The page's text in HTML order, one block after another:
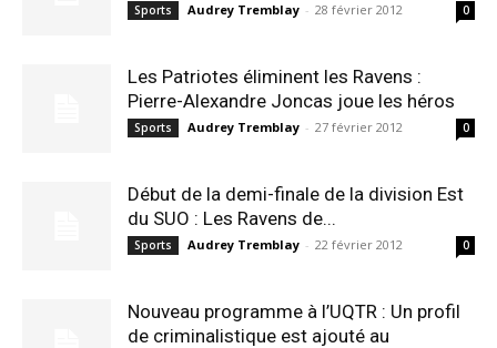
Sports Audrey Tremblay - 28 février 2012 0
Les Patriotes éliminent les Ravens :
Pierre-Alexandre Joncas joue les héros
Sports Audrey Tremblay - 27 février 2012 0
Début de la demi-finale de la division Est
du SUO : Les Ravens de...
Sports Audrey Tremblay - 22 février 2012 0
Nouveau programme à l’UQTR : Un profil
de criminalistique est ajouté au